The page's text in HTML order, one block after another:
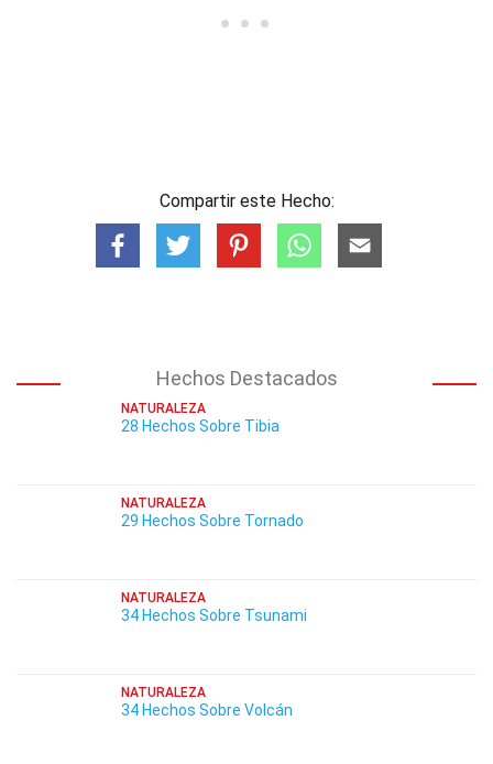
Compartir este Hecho:
Hechos Destacados
NATURALEZA
28 Hechos Sobre Tibia
NATURALEZA
29 Hechos Sobre Tornado
NATURALEZA
34 Hechos Sobre Tsunami
NATURALEZA
34 Hechos Sobre Volcán